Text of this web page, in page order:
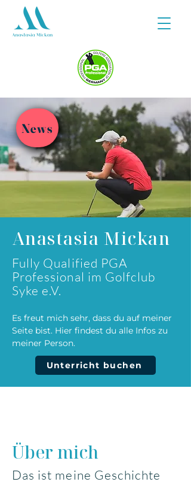
News
Anastasia Mickan
Fully Qualified PGA
Professional im Golfclub
Syke e.V.
Es freut mich sehr, dass du auf meiner
Seite bist. Hier findest du alle Infos zu
meiner Person.
Unterricht buchen
Über mich
Das ist meine Geschichte